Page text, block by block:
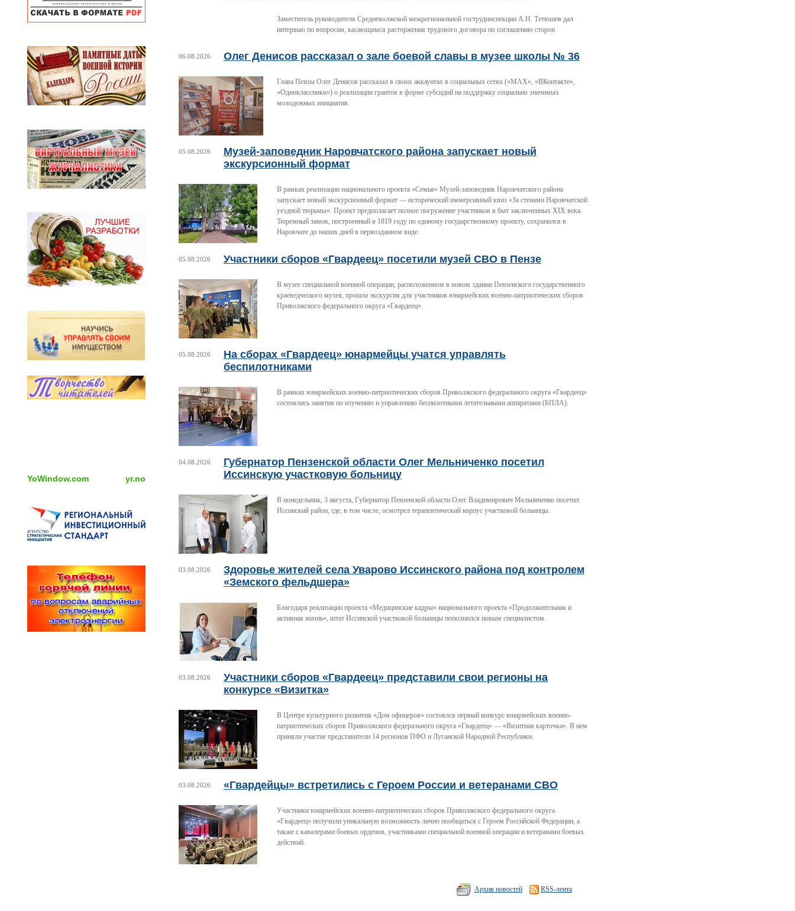
YoWindow.com yr.no
Заместитель руководителя Средневолжской межрегиональной гострудинспекции А.Н. Тетюшев дал
интервью по вопросам, касающимся расторжения трудового договора по соглашению сторон
06.08.2026 Олег Денисов рассказал о зале боевой славы в музее школы № 36
Глава Пензы Олег Денисов рассказал в своих аккаунтах в социальных сетях («МАХ», «ВКонтакте»,
«Одноклассники») о реализации грантов в форме субсидий на поддержку социально значимых
молодежных инициатив.
05.08.2026
Музей-заповедник Наровчатского района запускает новый
экскурсионный формат
В рамках реализации национального проекта «Семья» Музей-заповедник Наровчатского района
запускает новый экскурсионный формат — исторический иммерсивный квиз «За стенами Наровчатской
уездной тюрьмы». Проект предполагает полное погружение участников в быт заключенных XIX века.
Тюремный замок, построенный в 1819 году по единому государственному проекту, сохранился в
Наровчате до наших дней в первозданном виде.
05.08.2026 Участники сборов «Гвардеец» посетили музей СВО в Пензе
В музее специальной военной операции, расположенном в новом здании Пензенского государственного
краеведческого музея, прошла экскурсия для участников юнармейских военно-патриотических сборов
Приволжского федерального округа «Гвардеец».
05.08.2026
На сборах «Гвардеец» юнармейцы учатся управлять
беспилотниками
В рамках юнармейских военно-патриотических сборов Приволжского федерального округа «Гвардеец»
состоялись занятия по изучению и управлению беспилотными летательными аппаратами (БПЛА).
04.08.2026
Губернатор Пензенской области Олег Мельниченко посетил
Иссинскую участковую больницу
В понедельник, 3 августа, Губернатор Пензенской области Олег Владимирович Мельниченко посетил
Иссинский район, где, в том числе, осмотрел терапевтический корпус участковой больницы.
03.08.2026
Здоровье жителей села Уварово Иссинского района под контролем
«Земского фельдшера»
Благодаря реализации проекта «Медицинские кадры» национального проекта «Продолжительная и
активная жизнь», штат Иссинской участковой больницы пополнился новым специалистом.
03.08.2026
Участники сборов «Гвардеец» представили свои регионы на
конкурсе «Визитка»
В Центре культурного развития «Дом офицеров» состоялся первый конкурс юнармейских военно-
патриотических сборов Приволжского федерального округа «Гвардеец» — «Визитная карточка». В нем
приняли участие представители 14 регионов ПФО и Луганской Народной Республики.
03.08.2026 «Гвардейцы» встретились с Героем России и ветеранами СВО
Участники юнармейских военно-патриотических сборов Приволжского федерального округа
«Гвардеец» получили уникальную возможность лично пообщаться с Героем Российской Федерации, а
также с кавалерами боевых орденов, участниками специальной военной операции и ветеранами боевых
действий.
Архив новостей RSS-лента